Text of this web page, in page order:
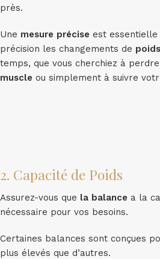
près.
Une mesure précise est essentielle
précision les changements de poids
temps, que vous cherchiez à
muscle ou simplement à suivre
2. Capacité de Poids
Assurez-vous que la balance a la
nécessaire pour vos besoins.
Certaines balances sont conçues
plus élevés que d’autres.